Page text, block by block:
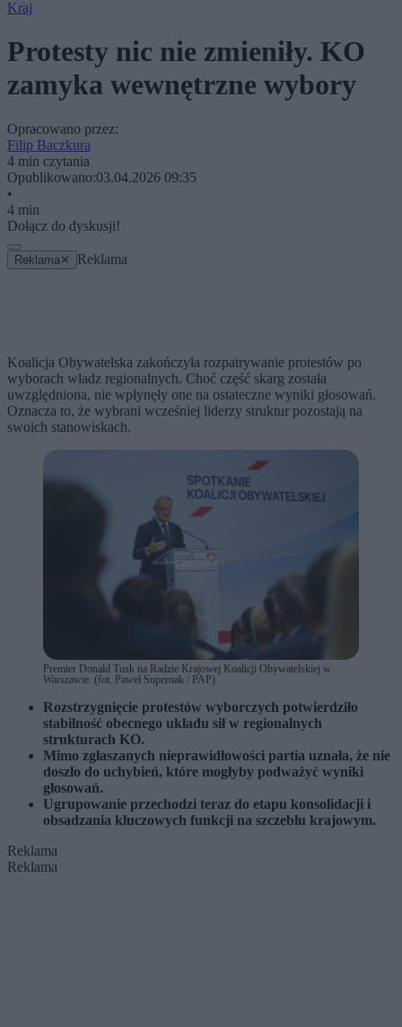
Kraj
Protesty nic nie zmieniły. KO
zamyka wewnętrzne wybory
Opracowano przez:
Filip Baczkura
4 min czytania
Opublikowano:03.04.2026 09:35
•
4 min
Dołącz do dyskusji!
Reklama ✕ Reklama
Koalicja Obywatelska zakończyła rozpatrywanie protestów po
wyborach władz regionalnych. Choć część skarg została
uwzględniona, nie wpłynęły one na ostateczne wyniki głosowań.
Oznacza to, że wybrani wcześniej liderzy struktur pozostają na
swoich stanowiskach.
Premier Donald Tusk na Radzie Krajowej Koalicji Obywatelskiej w
Warszawie. (fot. Paweł Supernak / PAP)
Rozstrzygnięcie protestów wyborczych potwierdziło
stabilność obecnego układu sił w regionalnych
strukturach KO.
Mimo zgłaszanych nieprawidłowości partia uznała, że nie
doszło do uchybień, które mogłyby podważyć wyniki
głosowań.
Ugrupowanie przechodzi teraz do etapu konsolidacji i
obsadzania kluczowych funkcji na szczeblu krajowym.
Reklama
Reklama